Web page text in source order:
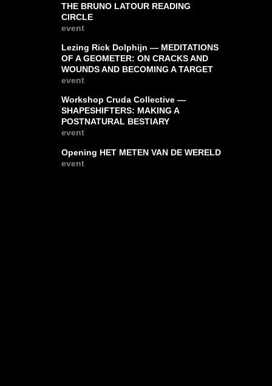
THE BRUNO LATOUR READING
CIRCLE
event
Lezing Rick Dolphijn — MEDITATIONS
OF A GEOMETER: ON CRACKS AND
WOUNDS AND BECOMING A TARGET
event
Workshop Cruda Collective —
SHAPESHIFTERS: MAKING A
POSTNATURAL BESTIARY
event
Opening HET METEN VAN DE WERELD
event